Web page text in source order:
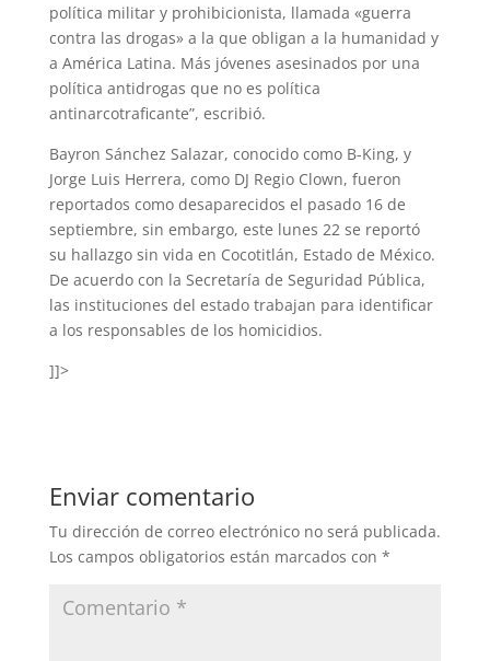
política militar y prohibicionista, llamada «guerra
contra las drogas» a la que obligan a la humanidad y
a América Latina. Más jóvenes asesinados por una
política antidrogas que no es política
antinarcotraficante”, escribió.
Bayron Sánchez Salazar, conocido como B-King, y
Jorge Luis Herrera, como DJ Regio Clown, fueron
reportados como desaparecidos el pasado 16 de
septiembre, sin embargo, este lunes 22 se reportó
su hallazgo sin vida en Cocotitlán, Estado de México.
De acuerdo con la Secretaría de Seguridad Pública,
las instituciones del estado trabajan para identificar
a los responsables de los homicidios.
]]>
Enviar comentario
Tu dirección de correo electrónico no será publicada.
Los campos obligatorios están marcados con *